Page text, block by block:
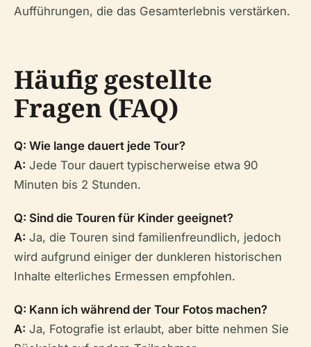
Aufführungen, die das Gesamterlebnis verstärken.
Häufig gestellte
Fragen (FAQ)
Q: Wie lange dauert jede Tour?
A: Jede Tour dauert typischerweise etwa 90
Minuten bis 2 Stunden.
Q: Sind die Touren für Kinder geeignet?
A: Ja, die Touren sind familienfreundlich, jedoch
wird aufgrund einiger der dunkleren historischen
Inhalte elterliches Ermessen empfohlen.
Q: Kann ich während der Tour Fotos machen?
A: Ja, Fotografie ist erlaubt, aber bitte nehmen Sie